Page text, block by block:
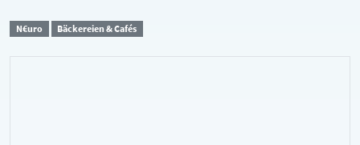
N€uro Bäckereien & Cafés